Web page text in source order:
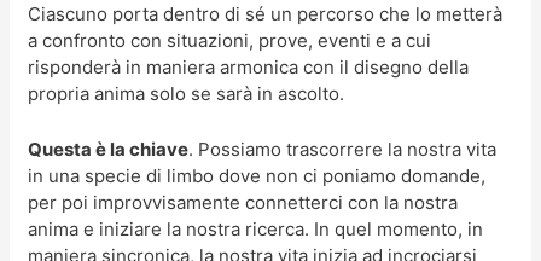
Ciascuno porta dentro di sé un percorso che lo metterà
a confronto con situazioni, prove, eventi e a cui
risponderà in maniera armonica con il disegno della
propria anima solo se sarà in ascolto.
Questa è la chiave. Possiamo trascorrere la nostra vita
in una specie di limbo dove non ci poniamo domande,
per poi improvvisamente connetterci con la nostra
anima e iniziare la nostra ricerca. In quel momento, in
maniera sincronica, la nostra vita inizia ad incrociarsi